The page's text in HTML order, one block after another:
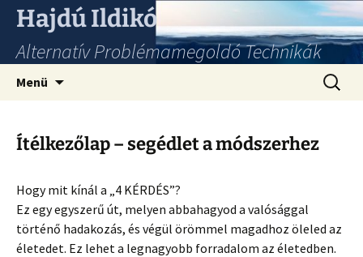
Hajdú Ildikó
Alternatív Problémamegoldó Technikák
Menü
Ítélkezőlap – segédlet a módszerhez
Hogy mit kínál a „4 KÉRDÉS”?
Ez egy egyszerű út, melyen abbahagyod a valósággal
történő hadakozás, és végül örömmel magadhoz öleled az
életedet. Ez lehet a legnagyobb forradalom az életedben.